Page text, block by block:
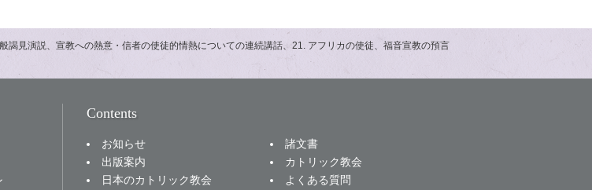
謁見演説、宣教への熱意・信者の使徒的情熱についての連続講話、21. アフリカの使徒、福音宣教の預言
Contents
お知らせ
諸文書
出版案内
カトリック教会
日本のカトリック教会
よくある質問